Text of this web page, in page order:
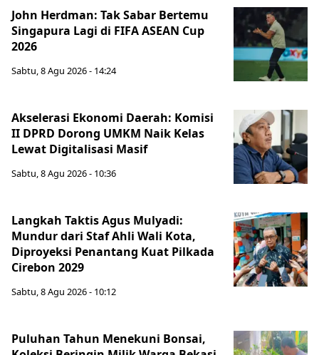
John Herdman: Tak Sabar Bertemu
Singapura Lagi di FIFA ASEAN Cup
2026
Sabtu, 8 Agu 2026 - 14:24
Akselerasi Ekonomi Daerah: Komisi
II DPRD Dorong UMKM Naik Kelas
Lewat Digitalisasi Masif
Sabtu, 8 Agu 2026 - 10:36
Langkah Taktis Agus Mulyadi:
Mundur dari Staf Ahli Wali Kota,
Diproyeksi Penantang Kuat Pilkada
Cirebon 2029
Sabtu, 8 Agu 2026 - 10:12
Puluhan Tahun Menekuni Bonsai,